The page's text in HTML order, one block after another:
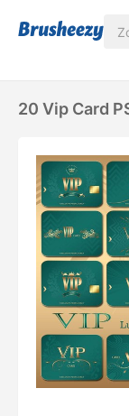
20 Vip Card